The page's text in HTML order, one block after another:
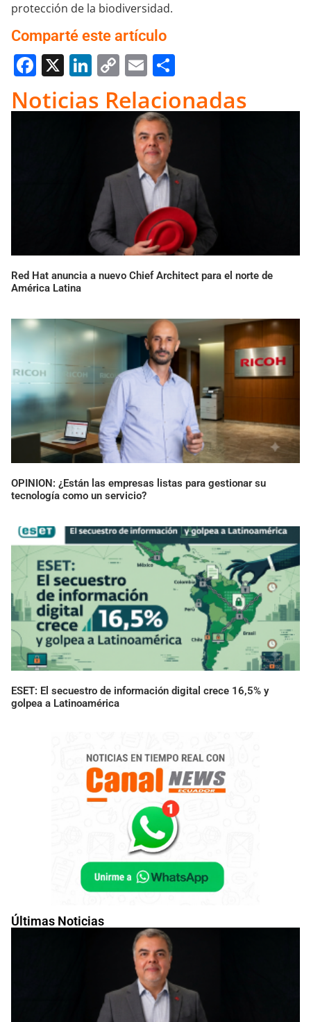
Últimas Noticias
protección de la biodiversidad.
Comparté este artículo
Facebook
X LinkedIn
Copy
Link
Email
Noticias Relacionadas
Red Hat anuncia a nuevo Chief Architect para el norte de
América Latina
OPINION: ¿Están las empresas listas para gestionar su
tecnología como un servicio?
ESET: El secuestro de información digital crece 16,5% y
golpea a Latinoamérica